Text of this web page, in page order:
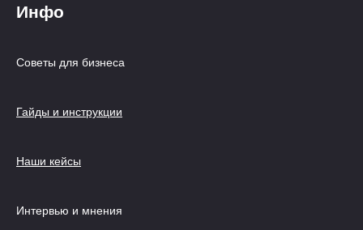
Инфо
Советы для бизнеса
Гайды и инструкции
Наши кейсы
Интервью и мнения